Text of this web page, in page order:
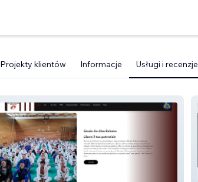
Projekty klientów Informacje Usługi i recenzje